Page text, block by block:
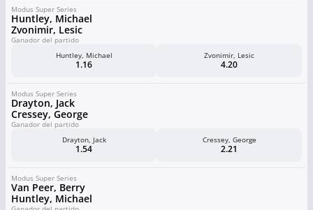
Modus Super Series
Huntley, Michael
Zvonimir, Lesic
Ganador del partido
Huntley, Michael
1.16
Zvonimir, Lesic
4.20
Modus Super Series
Drayton, Jack
Cressey, George
Ganador del partido
Drayton, Jack
1.54
Cressey, George
2.21
Modus Super Series
Van Peer, Berry
Huntley, Michael